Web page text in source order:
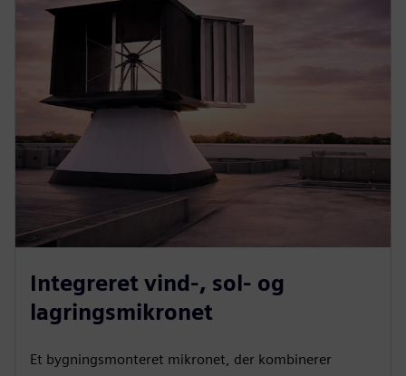
Integreret vind-, sol- og
lagringsmikronet
Et bygningsmonteret mikronet, der kombinerer